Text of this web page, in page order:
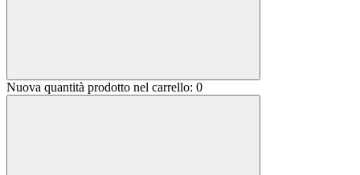
Nuova quantità prodotto nel carrello: 0